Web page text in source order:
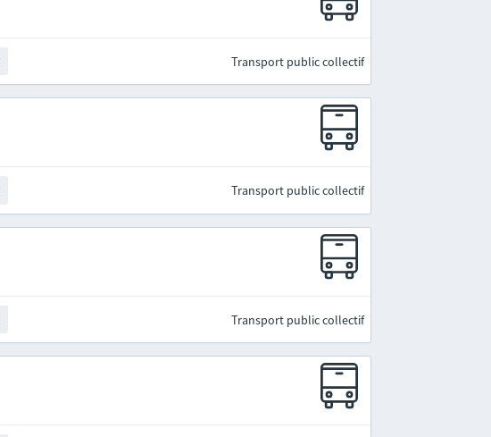
Transport public collectif
Transport public collectif
Transport public collectif